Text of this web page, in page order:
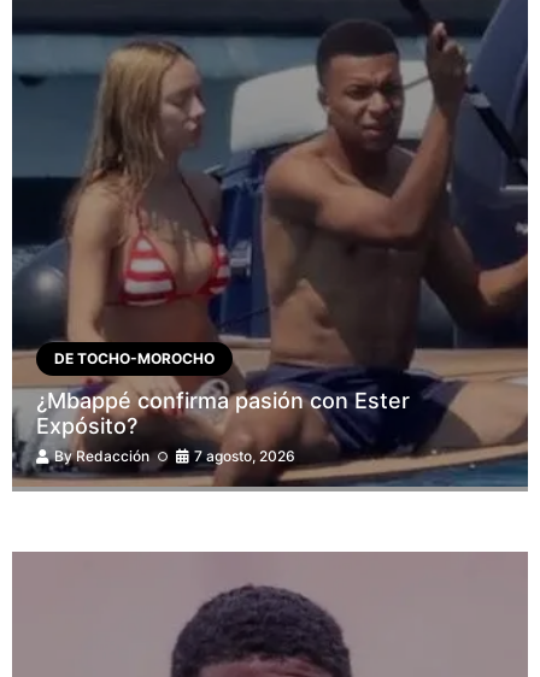
DE TOCHO-MOROCHO
¿Mbappé confirma pasión con Ester
Expósito?
ByRedacción 7 agosto, 2026